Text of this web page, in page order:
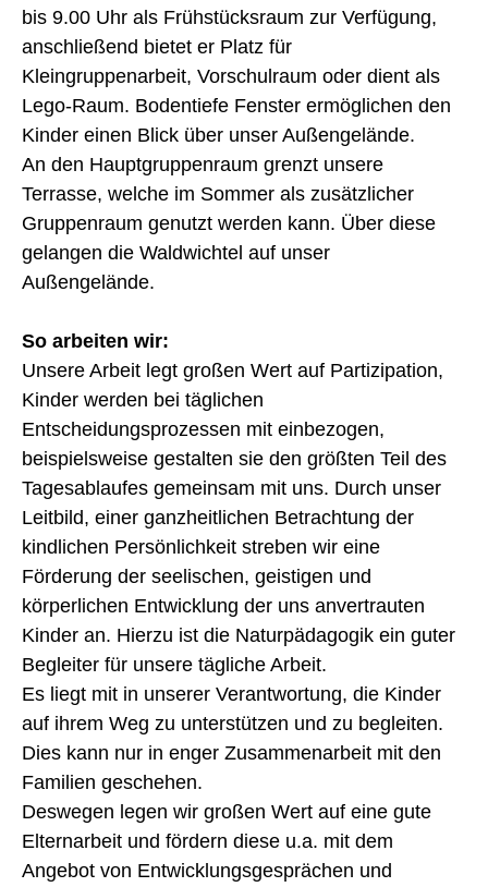
bis 9.00 Uhr als Frühstücksraum zur Verfügung,
anschließend bietet er Platz für
Kleingruppenarbeit, Vorschulraum oder dient als
Lego-Raum. Bodentiefe Fenster ermöglichen den
Kinder einen Blick über unser Außengelände.
An den Hauptgruppenraum grenzt unsere
Terrasse, welche im Sommer als zusätzlicher
Gruppenraum genutzt werden kann. Über diese
gelangen die Waldwichtel auf unser
Außengelände.
So arbeiten wir:
Unsere Arbeit legt großen Wert auf Partizipation,
Kinder werden bei täglichen
Entscheidungsprozessen mit einbezogen,
beispielsweise gestalten sie den größten Teil des
Tagesablaufes gemeinsam mit uns. Durch unser
Leitbild, einer ganzheitlichen Betrachtung der
kindlichen Persönlichkeit streben wir eine
Förderung der seelischen, geistigen und
körperlichen Entwicklung der uns anvertrauten
Kinder an. Hierzu ist die Naturpädagogik ein guter
Begleiter für unsere tägliche Arbeit.
Es liegt mit in unserer Verantwortung, die Kinder
auf ihrem Weg zu unterstützen und zu begleiten.
Dies kann nur in enger Zusammenarbeit mit den
Familien geschehen.
Deswegen legen wir großen Wert auf eine gute
Elternarbeit und fördern diese u.a. mit dem
Angebot von Entwicklungsgesprächen und